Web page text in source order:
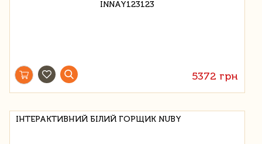
5372 грн
ІНТЕРАКТИВНИЙ БІЛИЙ ГОРЩИК NUBY